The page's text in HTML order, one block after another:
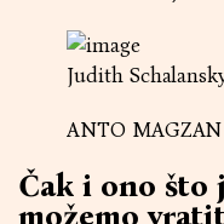
Judith
ANTO
Čak i ono što
možemo